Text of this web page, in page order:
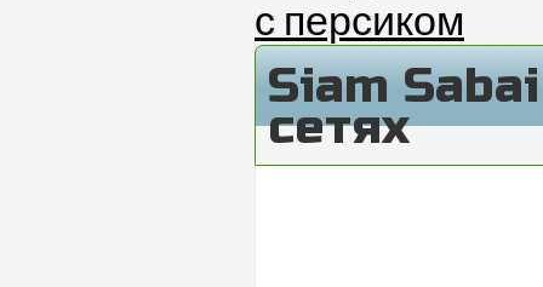
с персиком
Siam
сетях